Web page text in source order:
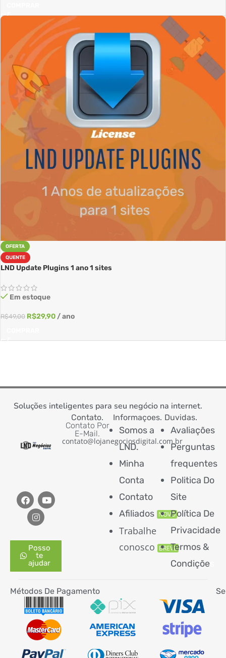
OFERTA
QUENTE
LND Update Plugins 1 ano 1 sites
Em estoque
R$49,00 R$29,90 / ano
Soluções inteligentes para seu negócio na internet.
Posso
te
ajudar
Contato.
Contato Por
E-Mail.
contato@lojanegociosdigital.com.br
Informaçoes.
Somos a
LND.
Minha
Conta
Contato
Afiliados NOVO
Trabalhe
conosco BREVE
Duvidas.
Avaliações
Perguntas
frequentes
Politica Do
Site
Política De
Privacidade
Termos &
Condiçõe
Métodos De Pagamento